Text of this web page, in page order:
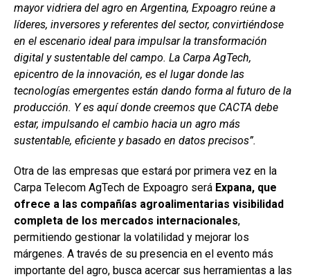
mayor vidriera del agro en Argentina, Expoagro reúne a
líderes, inversores y referentes del sector, convirtiéndose
en el escenario ideal para impulsar la transformación
digital y sustentable del campo. La Carpa AgTech,
epicentro de la innovación, es el lugar donde las
tecnologías emergentes están dando forma al futuro de la
producción. Y es aquí donde creemos que CACTA debe
estar, impulsando el cambio hacia un agro más
sustentable, eficiente y basado en datos precisos”.
Otra de las empresas que estará por primera vez en la
Carpa Telecom AgTech de Expoagro será Expana, que
ofrece a las compañías agroalimentarias visibilidad
completa de los mercados internacionales,
permitiendo gestionar la volatilidad y mejorar los
márgenes. A través de su presencia en el evento más
importante del agro, busca acercar sus herramientas a las